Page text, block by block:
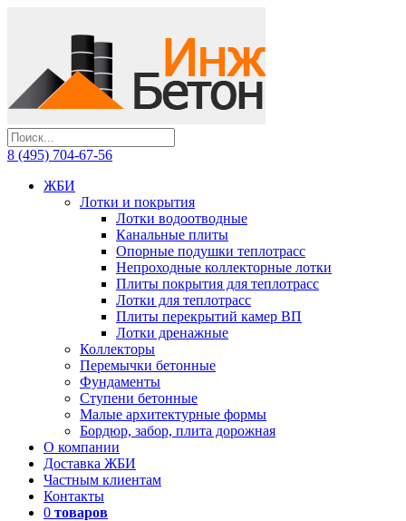
8 (495) 704-67-56
ЖБИ
Лотки и покрытия
Лотки водоотводные
Канальные плиты
Опорные подушки теплотрасс
Непроходные коллекторные лотки
Плиты покрытия для теплотрасс
Лотки для теплотрасс
Плиты перекрытий камер ВП
Лотки дренажные
Коллекторы
Перемычки бетонные
Фундаменты
Ступени бетонные
Малые архитектурные формы
Бордюр, забор, плита дорожная
О компании
Доставка ЖБИ
Частным клиентам
Контакты
0 товаров